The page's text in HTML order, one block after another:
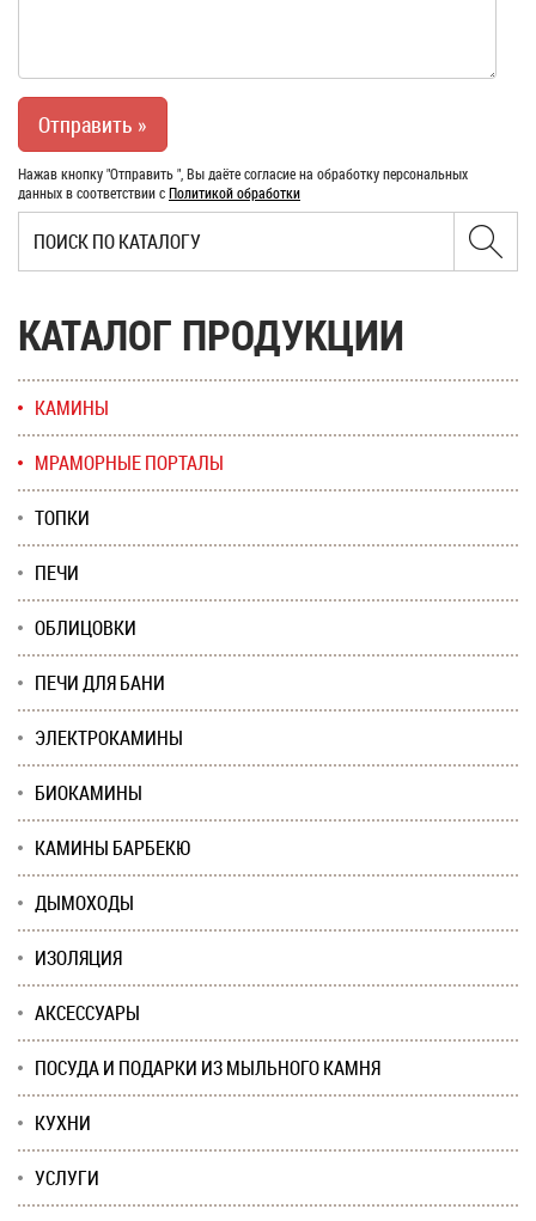
Нажав кнопку "Отправить ", Вы даёте согласие на обработку персональных
данных в соответствии сПолитикой обработки
КАТАЛОГ ПРОДУКЦИИ
КАМИНЫ
МРАМОРНЫЕ ПОРТАЛЫ
ТОПКИ
ПЕЧИ
ОБЛИЦОВКИ
ПЕЧИ ДЛЯ БАНИ
ЭЛЕКТРОКАМИНЫ
БИОКАМИНЫ
КАМИНЫ БАРБЕКЮ
ДЫМОХОДЫ
ИЗОЛЯЦИЯ
АКСЕССУАРЫ
ПОСУДА И ПОДАРКИ ИЗ МЫЛЬНОГО КАМНЯ
КУХНИ
УСЛУГИ